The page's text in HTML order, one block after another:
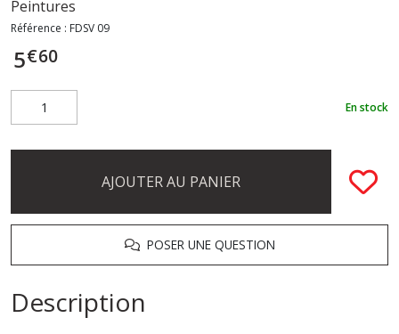
Peintures
Référence : FDSV 09
5€60
En stock
AJOUTER AU PANIER
POSER UNE QUESTION
Description